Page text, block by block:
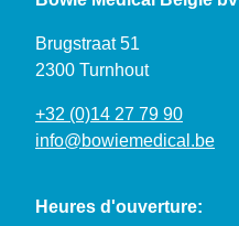
Brugstraat 51
2300 Turnhout
+32 (0)14 27 79 90
info@bowiemedical.be
Heures d'ouverture: